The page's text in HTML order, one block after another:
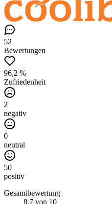
52
Bewertungen
96,2 %
Zufriedenheit
2
negativ
0
neutral
50
positiv
Gesamtbewertung
8,7 von 10